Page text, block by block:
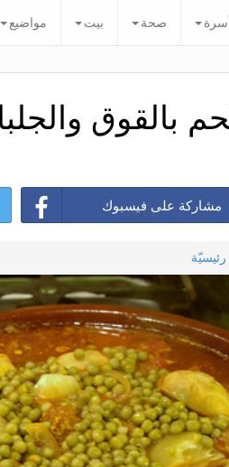
صحة بيت مواضيع
بالقوق
مشاركة على فيسبوك